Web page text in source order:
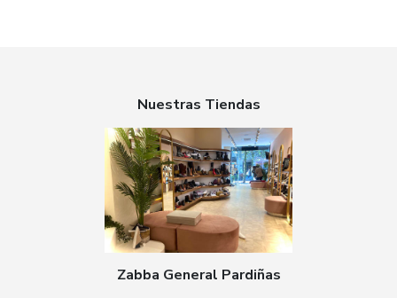
Nuestras Tiendas
Zabba General Pardiñas